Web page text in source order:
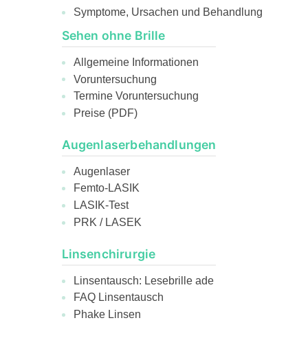
Symptome, Ursachen und Behandlung
Sehen ohne Brille
Allgemeine Informationen
Voruntersuchung
Termine Voruntersuchung
Preise (PDF)
Augenlaserbehandlungen
Augenlaser
Femto-LASIK
LASIK-Test
PRK / LASEK
Linsenchirurgie
Linsentausch: Lesebrille ade
FAQ Linsentausch
Phake Linsen